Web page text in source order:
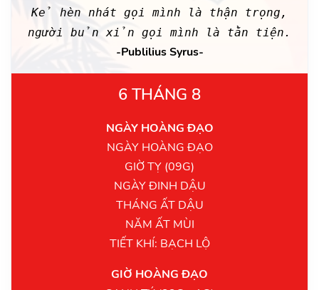
Kẻ hèn nhát gọi mình là thận trọng,
người bủn xỉn gọi mình là tằn tiện.
-Publilius Syrus-
6 THÁNG 8
NGÀY HOÀNG ĐẠO
NGÀY HOÀNG ĐẠO
GIỜ TỴ (09G)
NGÀY ĐINH DẬU
THÁNG ẤT DẬU
NĂM ẤT MÙI
TIẾT KHÍ: BẠCH LỘ
GIỜ HOÀNG ĐẠO